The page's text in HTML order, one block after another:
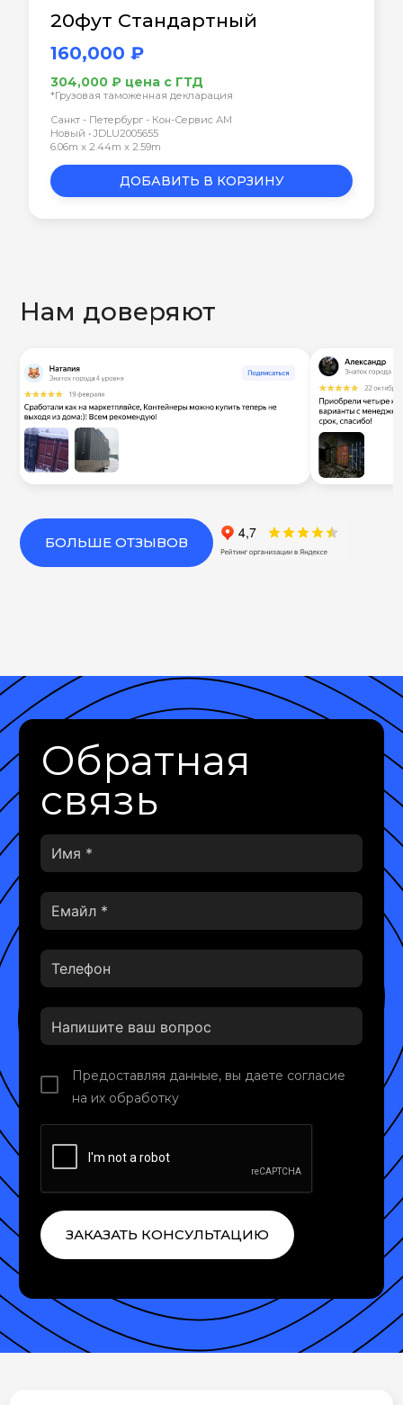
20фут Стандартный
160,000 ₽
304,000 ₽ цена с ГТД
*Грузовая таможенная декларация
Санкт - Петербург - Кон-Сервис АМ
Новый • JDLU2005655
6.06m x 2.44m x 2.59m
ДОБАВИТЬ В КОРЗИНУ
Нам доверяют
БОЛЬШЕ ОТЗЫВОВ
Обратная
связь
Предоставляя данные, вы даете согласие
на их обработку
ЗАКАЗАТЬ КОНСУЛЬТАЦИЮ